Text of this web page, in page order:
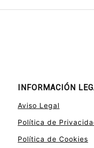
INFORMACIÓN
Aviso Legal
Política de
Política de Cookies